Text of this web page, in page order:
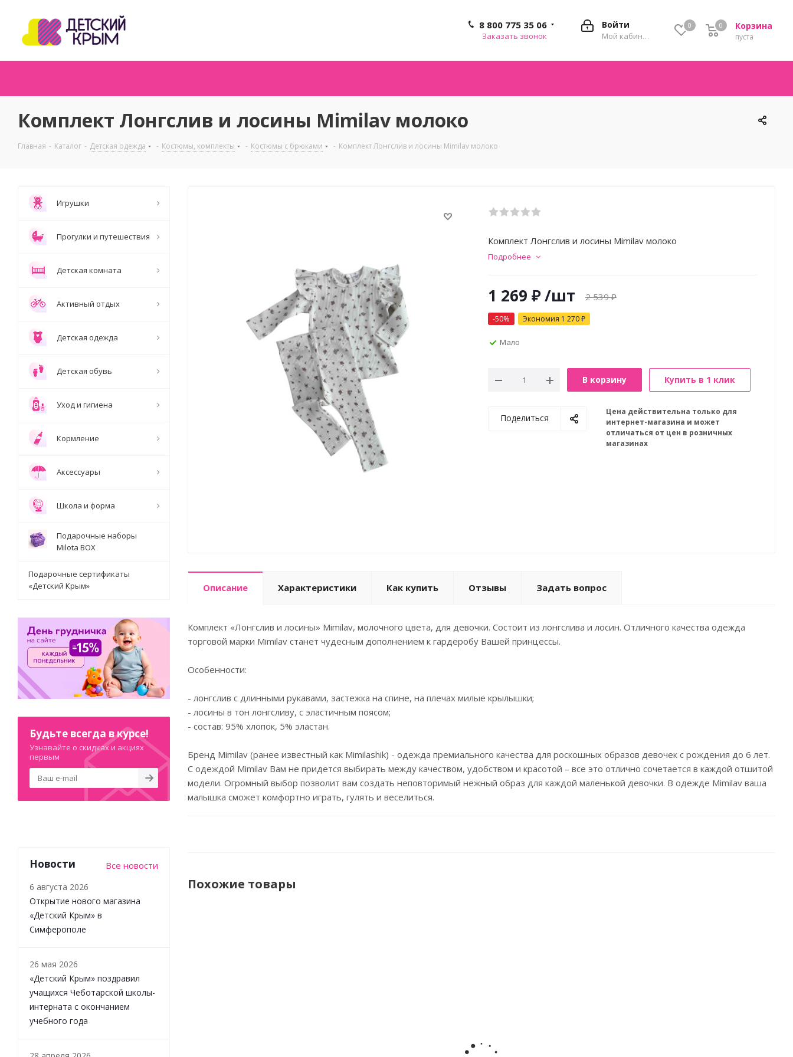
0 Корзина
0
пуста
0
Войти
Мой кабинет
8 800 775 35 06
Заказать звонок
Комплект Лонгслив и лосины Mimilav молоко
Главная - Каталог - Детская одежда - Костюмы, комплекты - Костюмы с брюками - Комплект Лонгслив и лосины Mimilav молоко
Комплект Лонгслив и лосины Mimilav молоко
Подробнее
1 269 ₽/шт 2 539₽
-50% Экономия 1 270₽
Мало
В корзину Купить в 1 клик
Поделиться
Цена действительна только для
интернет-магазина и может
отличаться от цен в розничных
магазинах
Описание Характеристики Как купить Отзывы Задать вопрос
Комплект «Лонгслив и лосины» Mimilav, молочного цвета, для девочки. Состоит из лонгслива и лосин. Отличного качества одежда
торговой марки Mimilav станет чудесным дополнением к гардеробу Вашей принцессы.
Особенности:
- лонгслив с длинными рукавами, застежка на спине, на плечах милые крылышки;
- лосины в тон лонгсливу, с эластичным поясом;
- состав: 95% хлопок, 5% эластан.
Бренд Mimilav (ранее известный как Mimilashik) - одежда премиального качества для роскошных образов девочек с рождения до 6 лет.
С одеждой Mimilav Вам не придется выбирать между качеством, удобством и красотой – все это отлично сочетается в каждой отшитой
модели. Огромный выбор позволит вам создать неповторимый нежный образ для каждой маленькой девочки. В одежде Mimilav ваша
малышка сможет комфортно играть, гулять и веселиться.
Похожие товары
Игрушки
Прогулки и путешествия
Детская комната
Активный отдых
Детская одежда
Детская обувь
Уход и гигиена
Кормление
Аксессуары
Школа и форма
Подарочные наборы
Milota BOX
Подарочные сертификаты
«Детский Крым»
Будьте всегда в курсе!
Узнавайте о скидках и акциях
первым
Новости Все новости
6 августа 2026
Открытие нового магазина
«Детский Крым» в
Симферополе
26 мая 2026
«Детский Крым» поздравил
учащихся Чеботарской школы-
интерната с окончанием
учебного года